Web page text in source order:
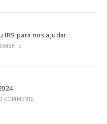
IRS para nos ajudar
0 COMMENTS